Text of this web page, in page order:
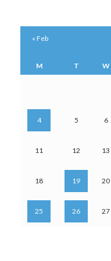
M T W
4 5 6
11 12 13
18 19 20
25 26 27
« Feb